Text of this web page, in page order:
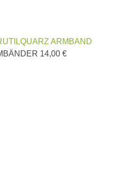
ARMBAND
14,00 €